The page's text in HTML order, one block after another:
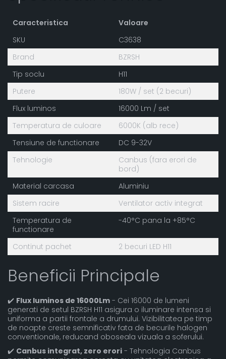
Caracteristica
Valoare
SKU
C3638
Brand
BZRSH
Tip soclu
H11
Putere
180W / set (2 becuri)
Flux luminos
16000 Lm / set
Temperatura de culoare
6000K (alb rece)
Tensiune de functionare
DC 9-32V
Tehnologie
Canbus (fara erori de
bord)
Material carcasa
Aluminiu
Sistem racire
Ventilator activ integrat
Temperatura de
functionare
-40°C pana la +85°C
Continut pachet 2 becuri LED H11
Beneficii Principale
✔️ Flux luminos de 16000Lm - Cei 16000 de lumeni
generati de setul BZRSH H11 asigura o iluminare intensa si
uniforma a partii frontale a drumului. Vizibilitatea pe timp
de noapte creste semnificativ fata de becurile halogen
conventionale, reducand oboseala vizuala a soferului.
✔️ Canbus integrat, zero erori - Tehnologia Canbus